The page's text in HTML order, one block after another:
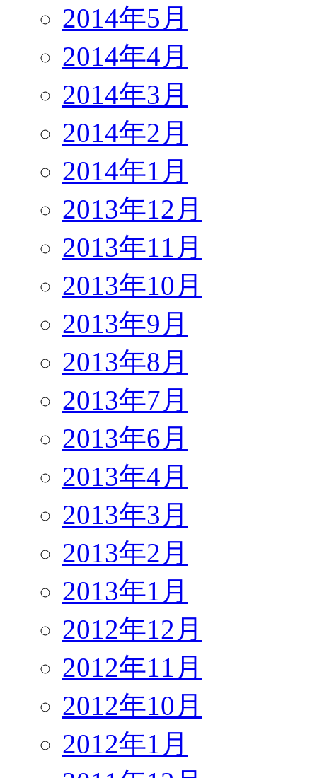
2014年5月
2014年4月
2014年3月
2014年2月
2014年1月
2013年12月
2013年11月
2013年10月
2013年9月
2013年8月
2013年7月
2013年6月
2013年4月
2013年3月
2013年2月
2013年1月
2012年12月
2012年11月
2012年10月
2012年1月